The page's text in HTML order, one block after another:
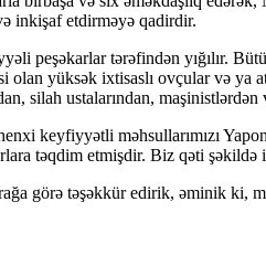
inkişaf etdirməyə qadirdir.
peşəkarlar tərəfindən yığılır.
yüksək ixtisaslı ovçular və ya
silah ustalarından,
keyfiyyətli məhsullarımızı
təqdim etmişdir. Biz qəti şəkildə
görə təşəkkür edirik, əminik ki,